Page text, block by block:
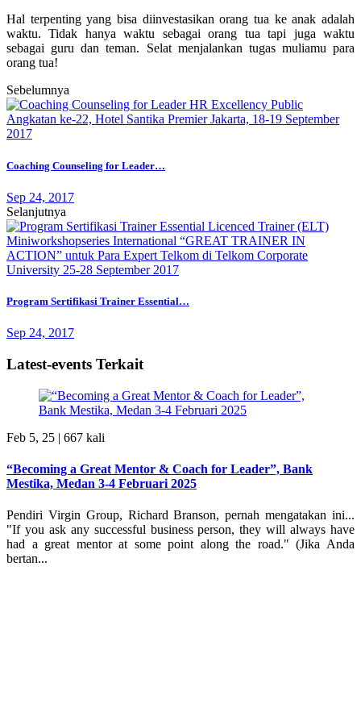
Hal terpenting yang bisa diinvestasikan orang tua ke anak adalah
waktu. Tidak hanya waktu sebagai orang tua tapi juga waktu
sebagai guru dan teman. Selat menjalankan tugas muliamu para
orang tua!
Sebelumnya
Coaching Counseling for Leader…
Sep 24, 2017
Selanjutnya
Program Sertifikasi Trainer Essential…
Sep 24, 2017
Latest-events Terkait
Feb 5, 25 | 667 kali
“Becoming a Great Mentor & Coach for Leader”, Bank
Mestika, Medan 3-4 Februari 2025
Pendiri Virgin Group, Richard Branson, pernah mengatakan ini...
"If you ask any successful business person, they will always have
had a great mentor at some point along the road." (Jika Anda
bertan...